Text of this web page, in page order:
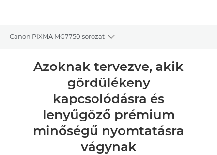
Canon PIXMA MG7750 sorozat
Toggle breadcrumbs
Áttekintés
Értékelések
Támogatás
Azoknak tervezve, akik
gördülékeny
kapcsolódásra és
lenyűgöző prémium
minőségű nyomtatásra
vágynak